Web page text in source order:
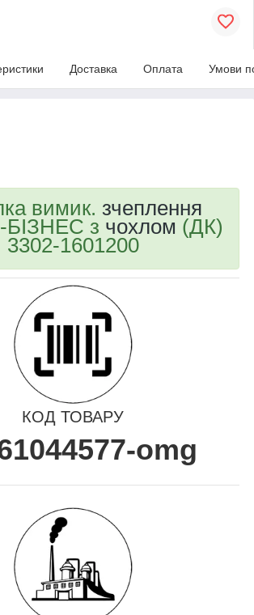
Доставка Оплата Умови
вимик. зчеплення
з чохлом (ДК)
3302-1601200
КОД ТОВАРУ
omg